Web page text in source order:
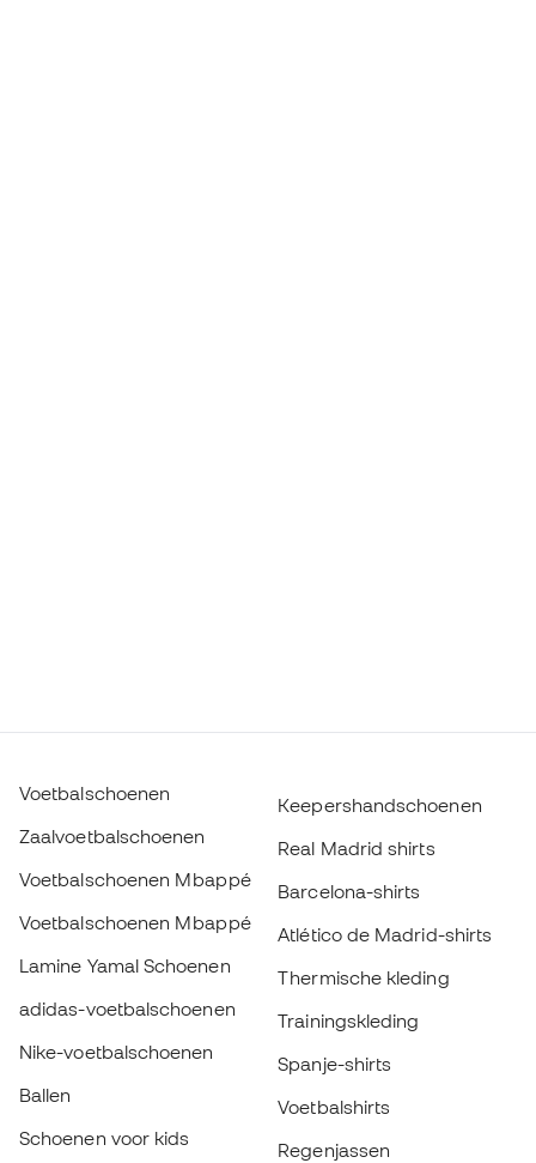
Voetbalschoenen
Zaalvoetbalschoenen
Voetbalschoenen Mbappé
Voetbalschoenen Mbappé
Lamine Yamal Schoenen
adidas-voetbalschoenen
Nike-voetbalschoenen
Ballen
Schoenen voor kids
Keepershandschoenen
Real Madrid shirts
Barcelona-shirts
Atlético de Madrid-shirts
Thermische kleding
Trainingskleding
Spanje-shirts
Voetbalshirts
Regenjassen